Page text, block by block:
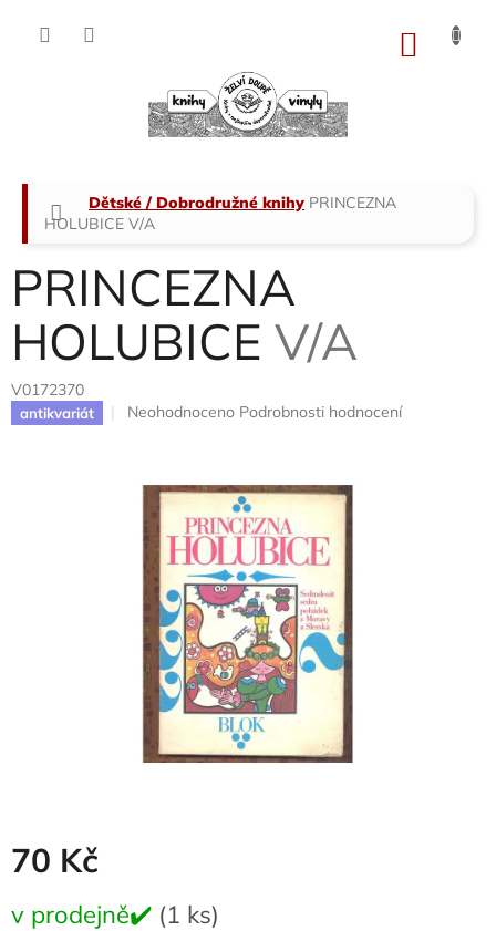
Domů
Dětské / Dobrodružné knihy PRINCEZNA
HOLUBICE V/A
PRINCEZNA
HOLUBICE V/A
V0172370
antikvariát
Průměrné
0,0
hvězdiček.
Neohodnoceno Podrobnosti hodnocení
70 Kč
cena:
v prodejně✔️ (1 ks)